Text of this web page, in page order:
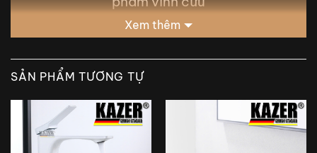
Xem thêm
SẢN PHẨM TƯƠNG TỰ